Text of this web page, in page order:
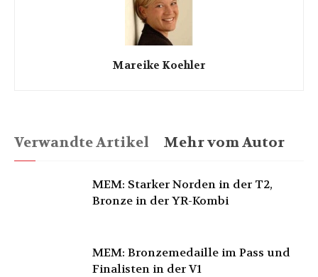
Mareike Koehler
Verwandte Artikel Mehr vom Autor
MEM: Starker Norden in der T2,
Bronze in der YR-Kombi
MEM: Bronzemedaille im Pass und
Finalisten in der V1